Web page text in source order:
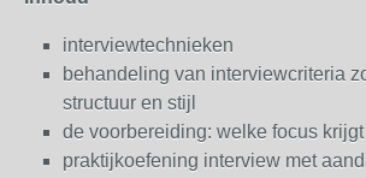
interviewtechnieken
behandeling van interviewcriteria
structuur en stijl
de voorbereiding: welke focus
praktijkoefening interview met